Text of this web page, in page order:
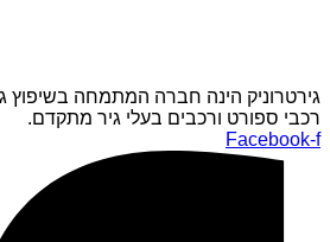
גירטרוניק הינה חברה המתמחה בשיפוץ
רכבי ספורט ורכבים בעלי גיר מתקדם.
Facebook-f